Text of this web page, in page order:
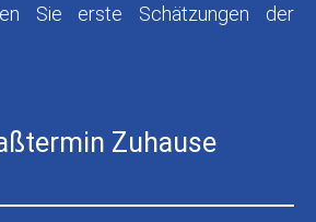
Sie erste Schätzungen der
Zuhause